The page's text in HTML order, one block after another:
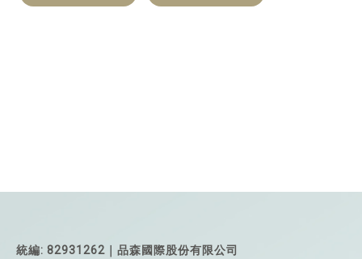
統編: 82931262｜品森國際股份有限公司